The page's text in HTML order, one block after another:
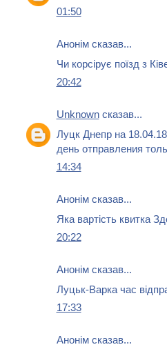
01:50
Анонім сказав...
Чи корсірує поїзд з
20:42
Unknownсказав...
Луцк Днепр на
день отправления
14:34
Анонім сказав...
Яка вартість квитка
20:22
Анонім сказав...
Луцьк-Варка час
17:33
Анонім сказав...